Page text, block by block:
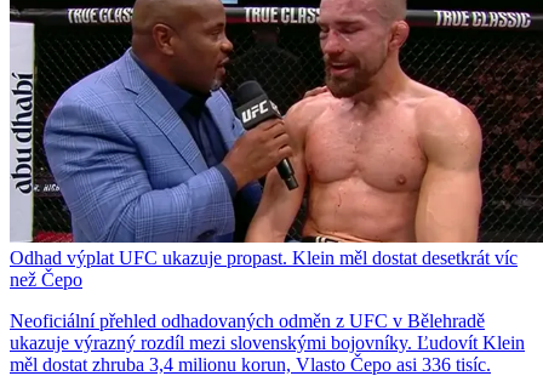
Odhad výplat UFC ukazuje propast. Klein měl dostat desetkrát víc
než Čepo
Neoficiální přehled odhadovaných odměn z UFC v Bělehradě
ukazuje výrazný rozdíl mezi slovenskými bojovníky. Ľudovít Klein
měl dostat zhruba 3,4 milionu korun, Vlasto Čepo asi 336 tisíc.